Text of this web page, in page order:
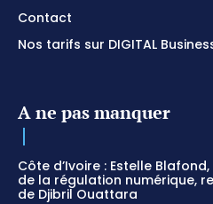
Contact
Nos tarifs sur DIGITAL
A ne pas manquer
Côte d’Ivoire : Estelle
de la régulation numérique,
de Djibril Ouattara